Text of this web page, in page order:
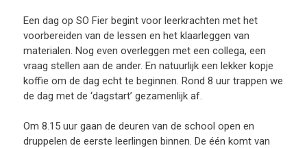
Een dag op SO Fier begint voor leerkrachten met het
voorbereiden van de lessen en het klaarleggen van
materialen. Nog even overleggen met een collega, een
vraag stellen aan de ander. En natuurlijk een lekker kopje
koffie om de dag echt te beginnen. Rond 8 uur trappen we
de dag met de ‘dagstart’ gezamenlijk af.
Om 8.15 uur gaan de deuren van de school open en
druppelen de eerste leerlingen binnen. De één komt van